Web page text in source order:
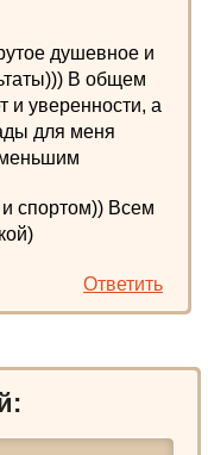
душевное и
В общем
и уверенности, а
для меня
спортом)) Всем
Ответить